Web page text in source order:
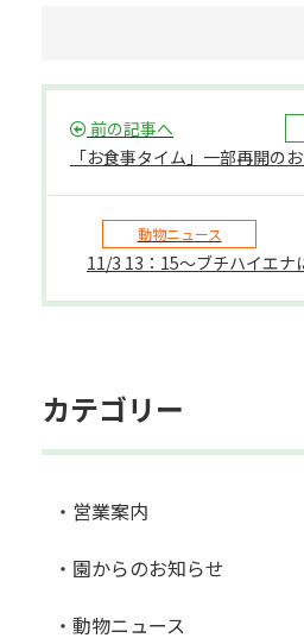
前の記事へ
「お食事タイム」一部再開の
動物ニュース
11/3 13：15～ブチハイエナ
カテゴリー
・営業案内
・園からのお知らせ
・動物ニュース